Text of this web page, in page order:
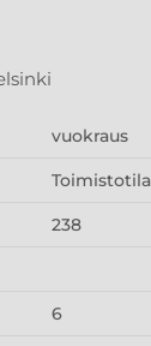
vuokraus
Toimistotila
238
6